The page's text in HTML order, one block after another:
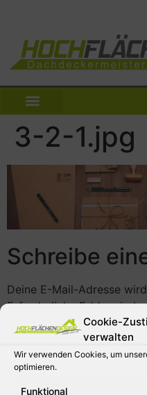
Cookie-
verwalten
Wir verwenden Cookies, um
optimieren.
Funktional
3-2-1.jpg
Schreibe
Deine E-Mail-Adresse
Erforderliche Felder sind
Kommentar*